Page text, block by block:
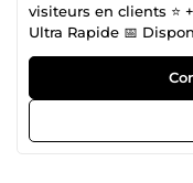
visiteurs en clients ⭐
Ultra Rapide 📅
Corneille, monteur
création de vidéos
une start-up
formateur ou un
d’utiliser le levier